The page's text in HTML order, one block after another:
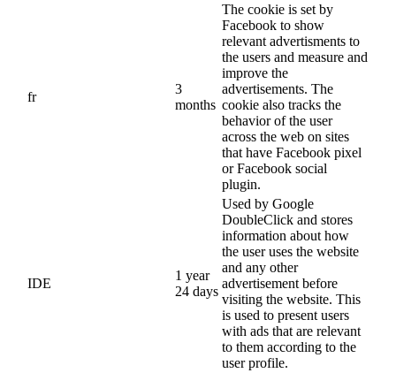
fr
3
months
The cookie is set by
Facebook to show
relevant advertisments to
the users and measure and
improve the
advertisements. The
cookie also tracks the
behavior of the user
across the web on sites
that have Facebook pixel
or Facebook social
plugin.
IDE
1 year
24 days
Used by Google
DoubleClick and stores
information about how
the user uses the website
and any other
advertisement before
visiting the website. This
is used to present users
with ads that are relevant
to them according to the
user profile.